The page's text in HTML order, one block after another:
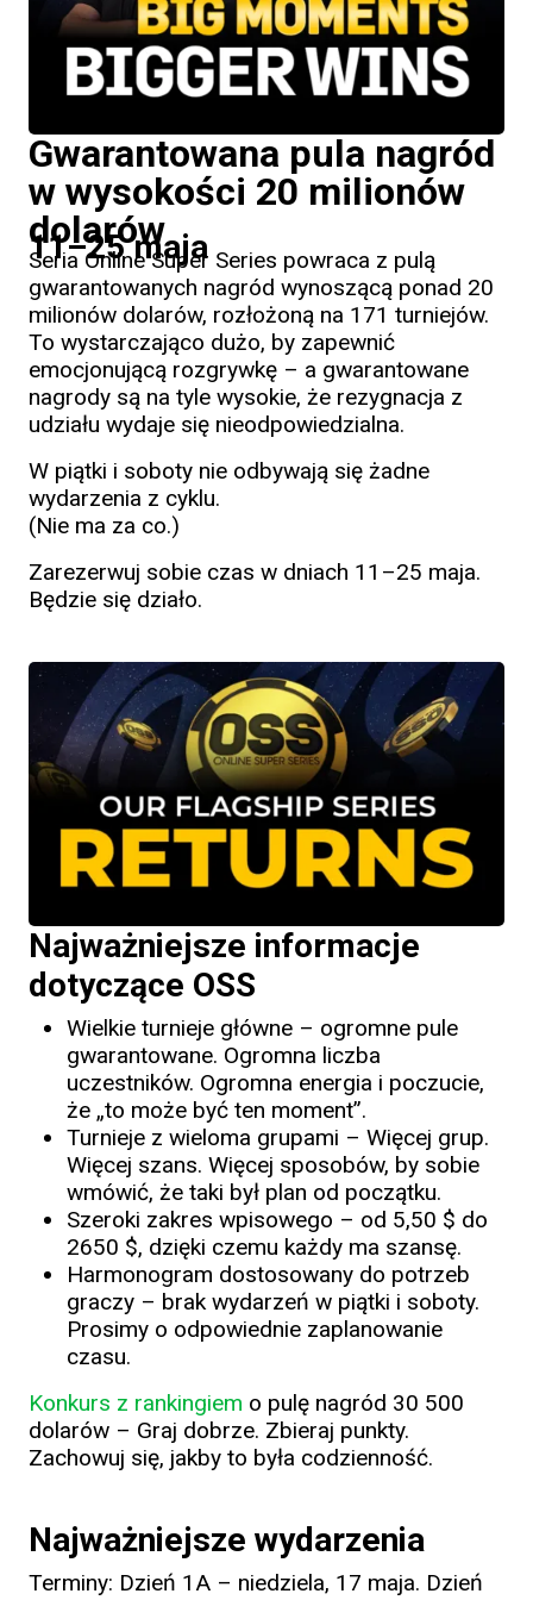
Gwarantowana pula nagród
w wysokości 20 milionów
dolarów
11–25 maja
Seria Online Super Series powraca z pulą
gwarantowanych nagród wynoszącą ponad 20
milionów dolarów, rozłożoną na 171 turniejów.
To wystarczająco dużo, by zapewnić
emocjonującą rozgrywkę – a gwarantowane
nagrody są na tyle wysokie, że rezygnacja z
udziału wydaje się nieodpowiedzialna.
W piątki i soboty nie odbywają się żadne
wydarzenia z cyklu.
(Nie ma za co.)
Zarezerwuj sobie czas w dniach 11–25 maja.
Będzie się działo.
Najważniejsze informacje
dotyczące OSS
Wielkie turnieje główne – ogromne pule
gwarantowane. Ogromna liczba
uczestników. Ogromna energia i poczucie,
że „to może być ten moment”.
Turnieje z wieloma grupami – Więcej grup.
Więcej szans. Więcej sposobów, by sobie
wmówić, że taki był plan od początku.
Szeroki zakres wpisowego – od 5,50 $ do
2650 $, dzięki czemu każdy ma szansę.
Harmonogram dostosowany do potrzeb
graczy – brak wydarzeń w piątki i soboty.
Prosimy o odpowiednie zaplanowanie
czasu.
Konkurs z rankingiem o pulę nagród 30 500
dolarów – Graj dobrze. Zbieraj punkty.
Zachowuj się, jakby to była codzienność.
Najważniejsze wydarzenia
Terminy: Dzień 1A – niedziela, 17 maja. Dzień